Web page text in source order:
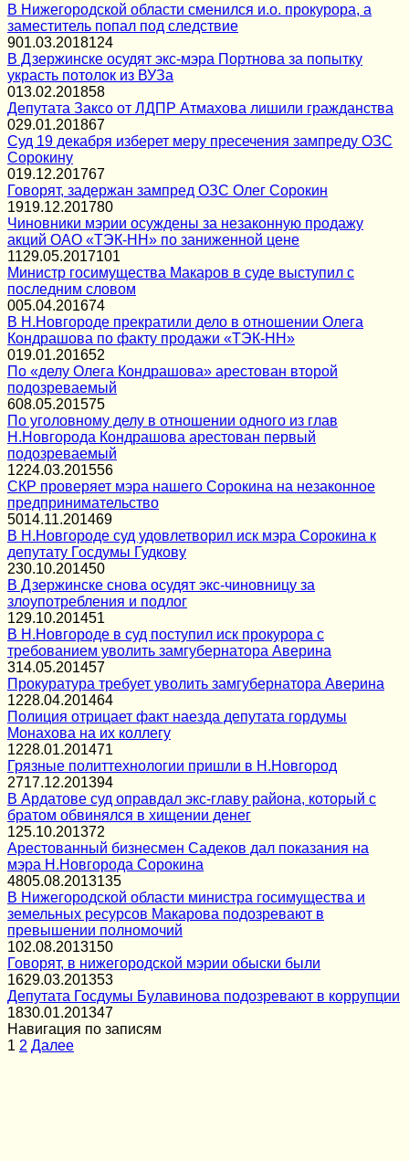
В Нижегородской области сменился и.о. прокурора, а
заместитель попал под следствие
901.03.2018124
В Дзержинске осудят экс-мэра Портнова за попытку
украсть потолок из ВУЗа
013.02.201858
Депутата Заксо от ЛДПР Атмахова лишили гражданства
029.01.201867
Суд 19 декабря изберет меру пресечения зампреду ОЗС
Сорокину
019.12.201767
Говорят, задержан зампред ОЗС Олег Сорокин
1919.12.201780
Чиновники мэрии осуждены за незаконную продажу
акций ОАО «ТЭК-НН» по заниженной цене
1129.05.2017101
Министр госимущества Макаров в суде выступил с
последним словом
005.04.201674
В Н.Новгороде прекратили дело в отношении Олега
Кондрашова по факту продажи «ТЭК-НН»
019.01.201652
По «делу Олега Кондрашова» арестован второй
подозреваемый
608.05.201575
По уголовному делу в отношении одного из глав
Н.Новгорода Кондрашова арестован первый
подозреваемый
1224.03.201556
СКР проверяет мэра нашего Сорокина на незаконное
предпринимательство
5014.11.201469
В Н.Новгороде суд удовлетворил иск мэра Сорокина к
депутату Госдумы Гудкову
230.10.201450
В Дзержинске снова осудят экс-чиновницу за
злоупотребления и подлог
129.10.201451
В Н.Новгороде в суд поступил иск прокурора с
требованием уволить замгубернатора Аверина
314.05.201457
Прокуратура требует уволить замгубернатора Аверина
1228.04.201464
Полиция отрицает факт наезда депутата гордумы
Монахова на их коллегу
1228.01.201471
Грязные политтехнологии пришли в Н.Новгород
2717.12.201394
В Ардатове суд оправдал экс-главу района, который с
братом обвинялся в хищении денег
125.10.201372
Арестованный бизнесмен Садеков дал показания на
мэра Н.Новгорода Сорокина
4805.08.2013135
В Нижегородской области министра госимущества и
земельных ресурсов Макарова подозревают в
превышении полномочий
102.08.2013150
Говорят, в нижегородской мэрии обыски были
1629.03.201353
Депутата Госдумы Булавинова подозревают в коррупции
1830.01.201347
Навигация по записям
1 2 Далее